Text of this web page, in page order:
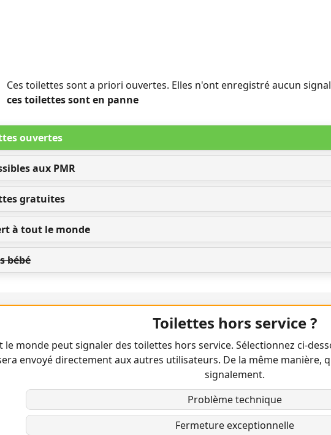
Ces toilettes sont a priori ouvertes. Elles n'ont enregistré aucun
ces toilettes sont en panne
ouvertes
aux PMR
gratuites
à tout le monde
bébé
Toilettes hors service ?
le monde peut signaler des toilettes hors service. Sélectionnez ci-
envoyé directement aux autres utilisateurs. De la même manière,
signalement.
Problème technique
Fermeture exceptionnelle